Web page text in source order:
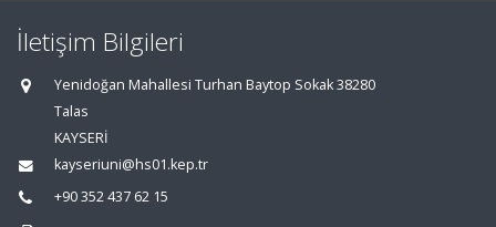
İletişim Bilgileri
Yenidoğan Mahallesi Turhan Baytop Sokak 38280
Talas
KAYSERİ
kayseriuni@hs01.kep.tr
+90 352 437 62 15